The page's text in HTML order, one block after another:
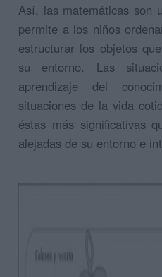
Así, las matemáticas son
permite a los niños
estructurar los objetos
su entorno. Las
aprendizaje del
situaciones de la vida
éstas más significativas
alejadas de su entorno e